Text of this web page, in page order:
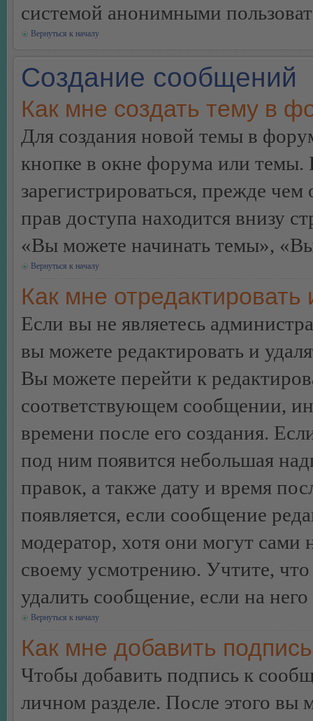
системой анонимными
Вернуться к началу
Создание сообщений
Как мне создать тему в
Для создания новой темы в
кнопке в окне форума или
зарегистрироваться, прежде
прав доступа находится внизу
«Вы можете начинать темы»,
Вернуться к началу
Как мне
Если вы не являетесь
вы можете редактировать и
Вы можете перейти к
соответствующем сообщении,
времени после его создания.
под ним появится небольшая
правок, а также дату и время
появляется, если сообщение
модератор, хотя они могут сами
своему усмотрению. Учтите,
удалить сообщение, если на
Вернуться к началу
Как мне добавить
Чтобы добавить подпись к
личном разделе. После этого